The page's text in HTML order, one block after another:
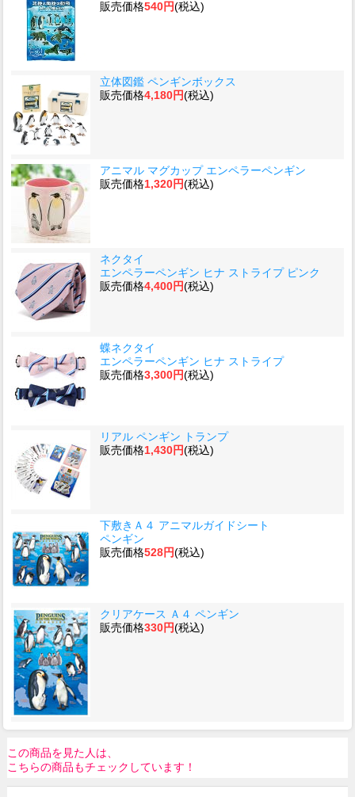
販売価格540円(税込)
立体図鑑 ペンギンボックス
販売価格4,180円(税込)
アニマル マグカップ エンペラーペンギン
販売価格1,320円(税込)
ネクタイ
エンペラーペンギン ヒナ ストライプ ピンク
販売価格4,400円(税込)
蝶ネクタイ
エンペラーペンギン ヒナ ストライプ
販売価格3,300円(税込)
リアル ペンギン トランプ
販売価格1,430円(税込)
下敷きＡ４ アニマルガイドシート
ペンギン
販売価格528円(税込)
クリアケース Ａ４ ペンギン
販売価格330円(税込)
この商品を見た人は、
こちらの商品もチェックしています！